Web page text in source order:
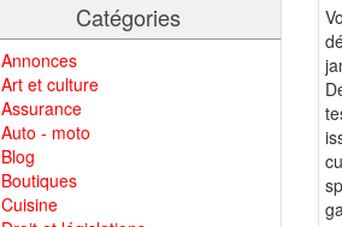
Catégories
Annonces
Art et culture
Assurance
Auto - moto
Blog
Boutiques
Cuisine